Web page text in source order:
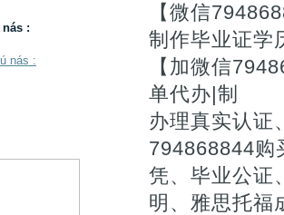
:
【微信
制作毕业证学
【加微信
单代办|制
办理真实认证
794868844购
凭、毕业公证
明、雅思托福